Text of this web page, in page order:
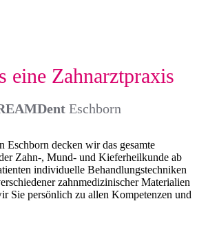
eine Zahnarztpraxis
Eschborn
decken wir das ge­samte
Zahn-, Mund- und Kiefer­heil­kunde ab
indi­vidu­elle Be­hand­lungs­tech­niken
zahn­medi­zinischer Ma­terialien
Sie per­sön­lich zu allen Kom­petenzen und